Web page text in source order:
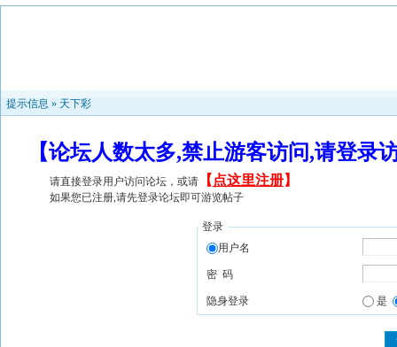
提示信息 » 天下彩
【论坛人数太多,禁止游客访问,请登
请直接登录用户访问论坛，或请 【 点这里注册】
如果您已注册,请先登录论坛即可游览帖子
登录
用户名
密 码
隐身登录 是